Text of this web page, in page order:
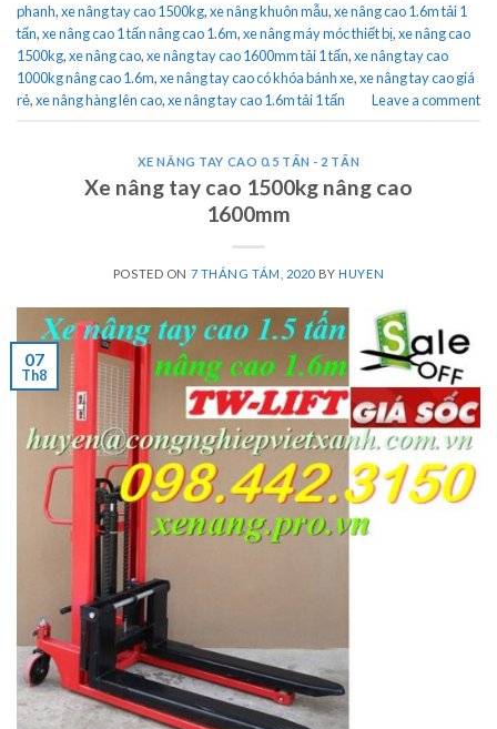
phanh,xe nâng tay cao 1500kg,xe nâng khuôn mẫu,xe nâng cao 1.6m tải 1
tấn,xe nâng cao 1 tấn nâng cao 1.6m,xe nâng máy móc thiết bị,xe nâng cao
1500kg,xe nâng cao,xe nâng tay cao 1600mm tải 1 tấn,xe nâng tay cao
1000kg nâng cao 1.6m,xe nâng tay cao có khóa bánh xe,xe nâng tay cao giá
rẻ,xe nâng hàng lên cao,xe nâng tay cao 1.6m tải 1 tấn Leave a comment
XE NÂNG TAY CAO 0.5 TẤN - 2 TẤN
Xe nâng tay cao 1500kg nâng cao
1600mm
POSTED ON 7 THÁNG TÁM, 2020 BYHUYEN
07
Th8